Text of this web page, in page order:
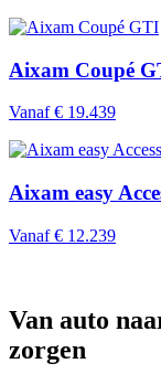
Aixam Coupé
Vanaf € 19.439
Aixam easy
Vanaf € 12.239
Van auto
zorgen